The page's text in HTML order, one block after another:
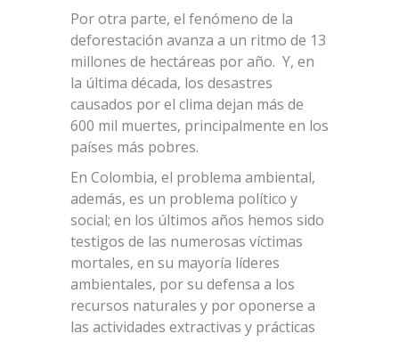
Por otra parte, el fenómeno de la
deforestación avanza a un ritmo de 13
millones de hectáreas por año. Y, en
la última década, los desastres
causados por el clima dejan más de
600 mil muertes, principalmente en los
países más pobres.
En Colombia, el problema ambiental,
además, es un problema político y
social; en los últimos años hemos sido
testigos de las numerosas víctimas
mortales, en su mayoría líderes
ambientales, por su defensa a los
recursos naturales y por oponerse a
las actividades extractivas y prácticas